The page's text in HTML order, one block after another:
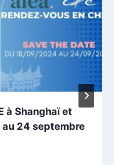
à Shanghaï et
au 24 septembre